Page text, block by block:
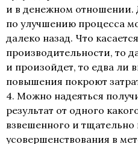
и в денежном отношении.
по улучшению процесса
далеко назад. Что
производительности, то
и произойдет, то едва ли
повышения покроют
4. Можно надеяться
результат от одного
взвешенного и тщательно
усовершенствования в